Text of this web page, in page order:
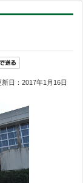
新日：2017年1月16日